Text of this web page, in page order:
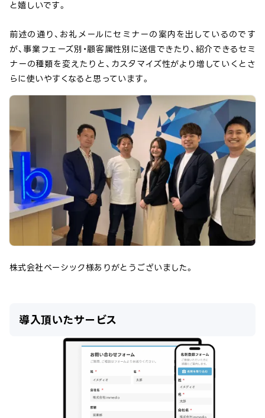
と嬉しいです。
前述の通り、お礼メールにセミナーの案内を出しているのです
が、事業フェーズ別・顧客属性別に送信できたり、紹介できるセミ
ナーの種類を変えたりと、カスタマイズ性がより増していくとさ
らに使いやすくなると思っています。
株式会社ベーシック様ありがとうございました。
導入頂いたサービス